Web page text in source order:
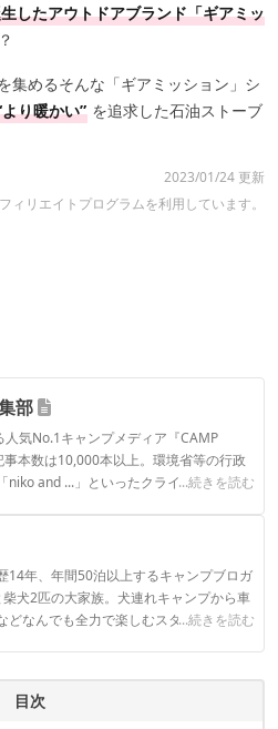
したアウトドアブランド「ギアミッ
集めるそんな「ギアミッション」シ
より暖かい” を追求した石油ストーブ
2023/01/24 更新
ィリエイトプログラムを利用しています。
部
人気No.1キャンプメディア『CAMP
事本数は10,000本以上。環境省等の行政
niko and ...」といったクライアントとの
...続きを読む
プロフィール
14年、年間50泊以上するキャンプブロガ
犬2匹の大家族。犬連れキャンプから車
どなんでも全力で楽しむスタイル。アウ
...続きを読む
ィール
目次